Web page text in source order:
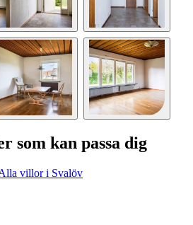
som kan passa dig
villor i Svalöv